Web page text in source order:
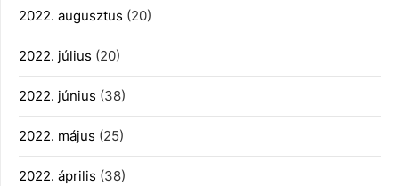
2022. augusztus (20)
2022. július (20)
2022. június (38)
2022. május (25)
2022. április (38)